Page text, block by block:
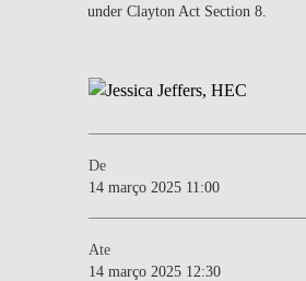
under Clayton Act Section 8.
De
14 março 2025 11:00
Ate
14 março 2025 12:30